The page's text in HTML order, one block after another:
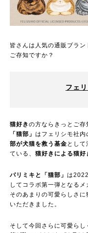
皆さんは人気の通販ブラン
ご存知ですか？
フェ
猫好き の方ならきっとご存
「猫部」 はフェリシモ社内
部が犬猫を救う基金 とし
ている、 猫好きによる猫好
パリミキと「猫部」 は
してコラボ第一弾となるメ
そのあまりの可愛らしさ
いただきました。
そして今回さらに可愛らし